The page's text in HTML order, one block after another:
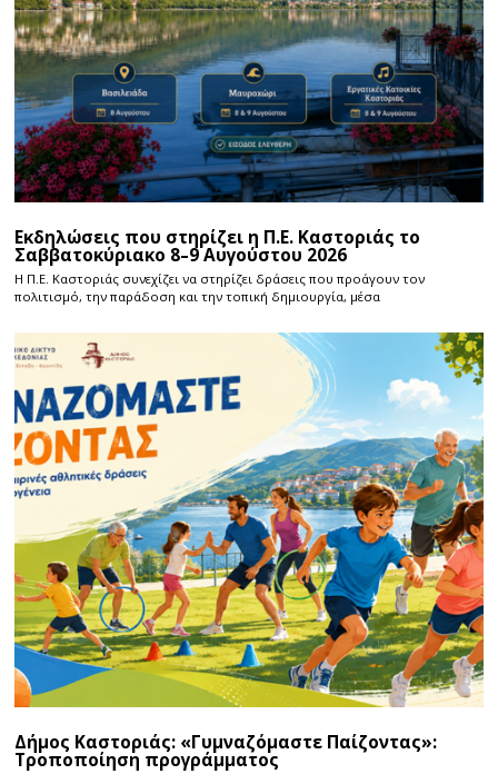
Εκδηλώσεις που στηρίζει η Π.Ε. Καστοριάς το
Σαββατοκύριακο 8–9 Αυγούστου 2026
Η Π.E. Καστοριάς συνεχίζει να στηρίζει δράσεις που προάγουν τον
πολιτισμό, την παράδοση και την τοπική δημιουργία, μέσα
Δήμος Καστοριάς: «Γυμναζόμαστε Παίζοντας»:
Τροποποίηση προγράμματος